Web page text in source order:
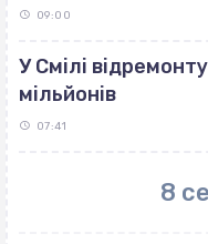
09:00
У Смілі
мільйонів
07:41
8